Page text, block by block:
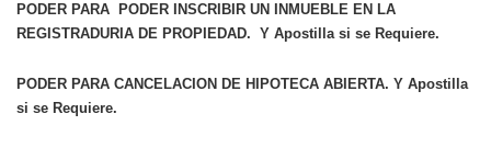
PODER PARA PODER INSCRIBIR UN INMUEBLE EN LA
REGISTRADURIA DE PROPIEDAD. Y Apostilla si se Requiere.
PODER PARA CANCELACION DE HIPOTECA ABIERTA. Y Apostilla
si se Requiere.